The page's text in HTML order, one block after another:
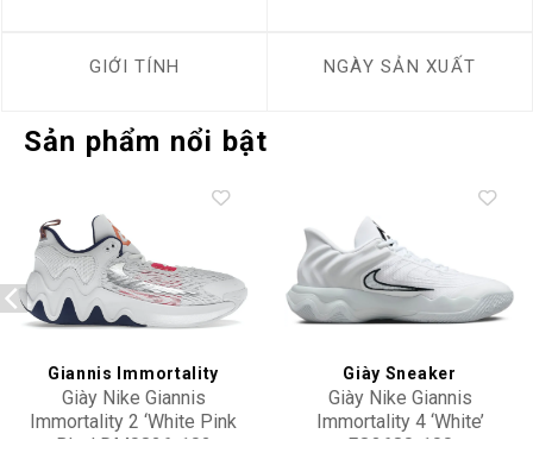
GIỚI TÍNH NGÀY SẢN XUẤT
Sản phẩm nổi bật
Add to
wishlist
Giannis Immortality
Giày Nike Giannis
Immortality 2 ‘White Pink
Blue’ DM0826-102
Add to
wishlist
Giày Sneaker
Giày Nike Giannis
Immortality 4 ‘White’
FQ3680-100